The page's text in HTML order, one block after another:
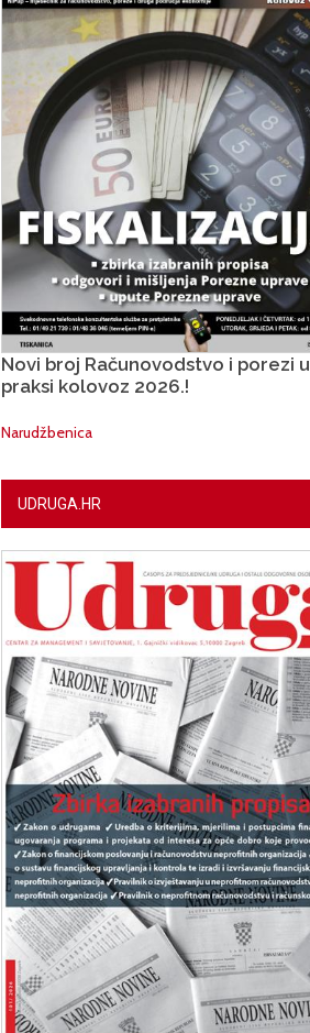
Novi broj Računovodstvo i porezi u
praksi kolovoz 2026.!
Narudžbenica
UDRUGA.HR